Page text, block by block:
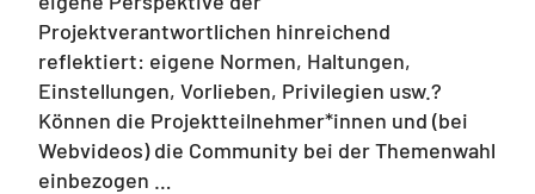
Projektverantwortlichen hinreichend
reflektiert: eigene Normen, Haltungen,
Einstellungen, Vorlieben, Privilegien usw.?
Können die Projektteilnehmer*innen und (bei
Webvideos) die Community bei der Themenwahl
einbezogen …